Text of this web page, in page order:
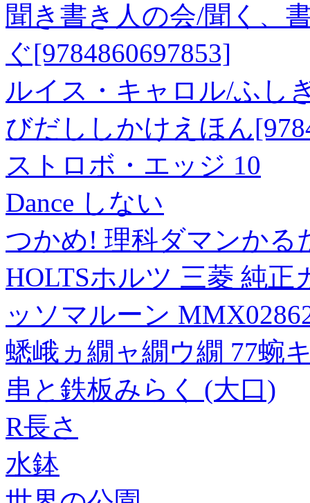
聞き書き人の会/聞く、
ぐ[9784860697853]
ルイス・キャロル/ふし
びだししかけえほん
ストロボ・エッジ 10
Dance しない
つかめ! 理科ダマンかる
HOLTSホルツ 三菱 純
ッソマルーン
蟋峨ヵ繝ャ繝ウ繝 77蜿
串と鉄板みらく (大口)
R長さ
水鉢